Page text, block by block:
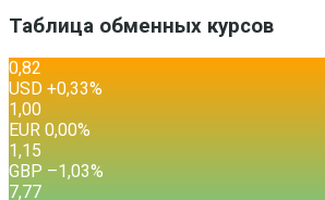
Таблица обменных курсов
0,82
USD +0,33%
1,00
EUR 0,00%
1,15
GBP –1,03%
7,77